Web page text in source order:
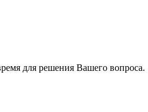
для решения Вашего вопроса.